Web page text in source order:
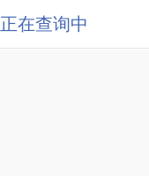
正在查询中